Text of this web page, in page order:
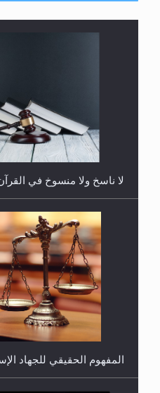
هل يجوز فتح مشروع
المحجبات؟
لا ناسخ ولا منسوخ في
المفهوم الحقيقي للجهاد